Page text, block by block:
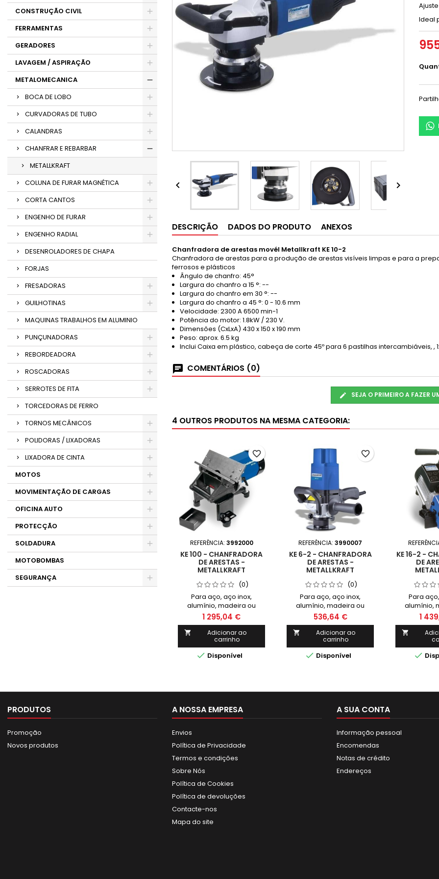
CONSTRUÇÃO CIVIL
FERRAMENTAS
GERADORES
LAVAGEM / ASPIRAÇÃO
METALOMECANICA
BOCA DE LOBO
CURVADORAS DE TUBO
CALANDRAS
CHANFRAR E REBARBAR
METALLKRAFT
COLUNA DE FURAR MAGNÉTICA
CORTA CANTOS
ENGENHO DE FURAR
ENGENHO RADIAL
DESENROLADORES DE CHAPA
FORJAS
FRESADORAS
GUILHOTINAS
MAQUINAS TRABALHOS EM ALUMINIO
PUNÇUNADORAS
REBORDEADORA
ROSCADORAS
SERROTES DE FITA
TORCEDORAS DE FERRO
TORNOS MECÂNICOS
POLIDORAS / LIXADORAS
LIXADORA DE CINTA
MOTOS
MOVIMENTAÇÃO DE CARGAS
OFICINA AUTO
PROTECÇÃO
SOLDADURA
MOTOBOMBAS
SEGURANÇA
 
Ideal
DESCRIÇÃO DADOS DO PRODUTO ANEXOS
Chanfradora de arestas movél Metallkraft KE 10-2
Chanfradora de arestas para a produção de arestas visíveis limpas e para a
ferrosos e plásticos
Ângulo de chanfro: 45°
Largura do chanfro a 15 °: --
Largura do chanfro em 30 °: --
Largura do chanfro a 45 °: 0 - 10.6 mm
Velocidade: 2300 A 6500 min-1
Potência do motor: 1.8kW / 230 V.
Dimensões (CxLxA) 430 x 150 x 190 mm
Peso: aprox. 6.5 kg
Inclui Caixa em plástico, cabeça de corte 45º para 6 pastilhas intercambiáveis, ,
COMENTÁRIOS (0)
SEJA O PRIMEIRO A FAZER
4 OUTROS PRODUTOS NA MESMA CATEGORIA:
REFERÊNCIA: 3992000
KE 100 - CHANFRADORA
DE ARESTAS -
METALLKRAFT
(0)
Para aço, aço inox,
alumínio, madeira ou
plástico Ajuste angular
de 15/30/45 graus Ideal
para preparação de
trabalhos de soldadura
1 295,04 €

Adicionar ao
carrinho
 Disponível
favorite_border
REFERÊNCIA: 3990007
KE 6-2 - CHANFRADORA
DE ARESTAS -
METALLKRAFT
(0)
Para aço, aço inox,
alumínio, madeira ou
plástico Ajuste angular de
45 graus ( opcional 30
graus ) Ideal para
preparação de trabalhos
de soldadura
536,64 €

Adicionar ao
carrinho
 Disponível
favorite_border
KE 16-2 -
DE
Para
alumínio,
plástico
de 0/15/
Ideal para
trabalhos
1


PRODUTOS
Promoção
Novos produtos
A NOSSA EMPRESA
Envios
Política de Privacidade
Termos e condições
Sobre Nós
Política de Cookies
Política de devoluções
Contacte-nos
Mapa do site
A SUA CONTA
Informação pessoal
Encomendas
Notas de crédito
Endereços